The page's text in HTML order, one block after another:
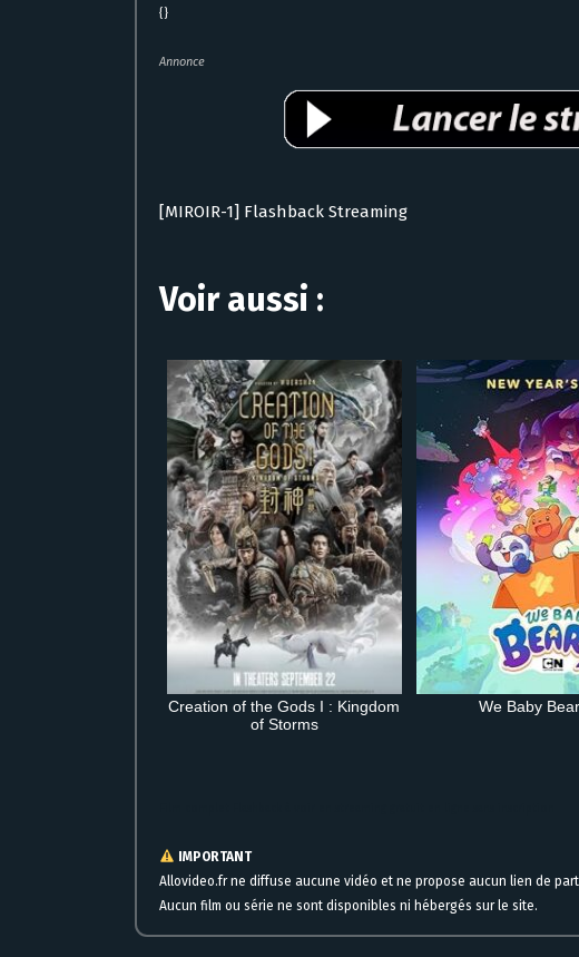
{}
Annonce
[MIROIR-1] Flashback Streaming
Voir aussi :
Creation of the Gods I : Kingdom
of Storms
We Baby
IMPORTANT
Allovideo.fr ne diffuse aucune vidéo et ne propose aucun lien de
Aucun film ou série ne sont disponibles ni hébergés sur le site.